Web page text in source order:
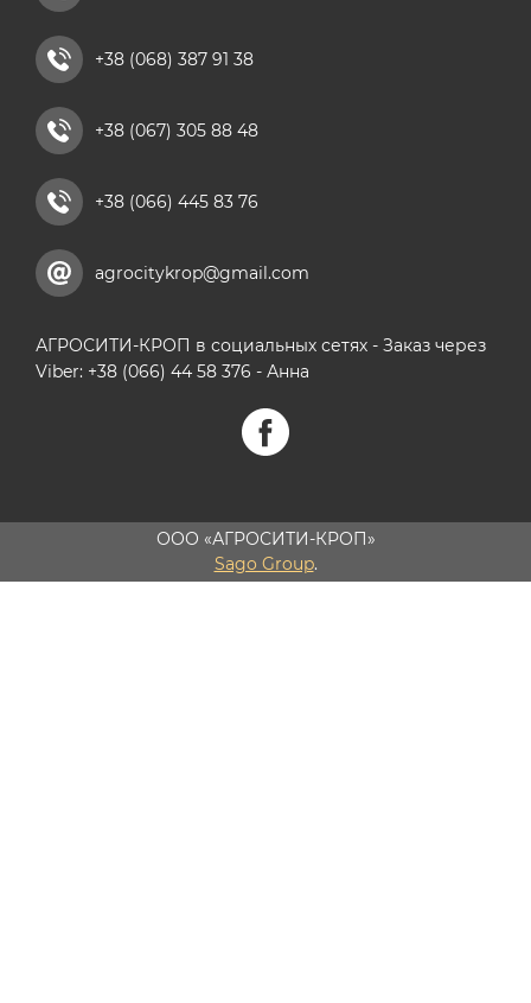
+38 (068) 387 91 38
+38 (067) 305 88 48
+38 (066) 445 83 76
agrocitykrop@gmail.com
АГРОСИТИ-КРОП в социальных сетях - Заказ через
Viber: +38 (066) 44 58 376 - Анна
ООО «АГРОСИТИ-КРОП»
Sago Group.